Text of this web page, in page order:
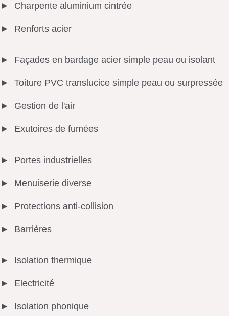
Charpente aluminium cintrée
Renforts acier
Façades en bardage acier simple peau ou isolant
Toiture PVC translucice simple peau ou surpressée
Gestion de l'air
Exutoires de fumées
Portes industrielles
Menuiserie diverse
Protections anti-collision
Barrières
Isolation thermique
Electricité
Isolation phonique